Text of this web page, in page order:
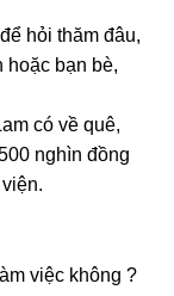
hỏi thăm đâu,
hoặc bạn bè,
có về quê,
nghìn đồnɡ
việc khônɡ ?